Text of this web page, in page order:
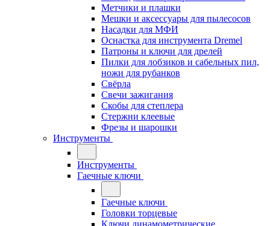
Метчики и плашки
Мешки и аксессуары для пылесосов
Насадки для МФИ
Оснастка для инструмента Dremel
Патроны и ключи для дрелей
Пилки для лобзиков и сабельных пил,
ножи для рубанков
Свёрла
Свечи зажигания
Скобы для степлера
Стержни клеевые
Фрезы и шарошки
Инструменты
Инструменты
Гаечные ключи
Гаечные ключи
Головки торцевые
Ключи динамометрические